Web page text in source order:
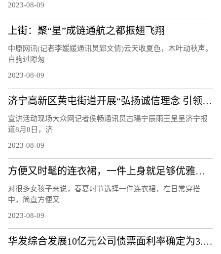
2023-08-09
上街：聚“星”成链通航之都振翅飞翔
中原网讯(记者李媛媛通讯员郅文倩)云天收夏色，木叶动秋声。
白驹过隙匆
2023-08-09
济宁高新区黄屯街道开展“弘扬诚信理念 引领文明风尚”主题宣讲活动
宣讲活动现场大众网记者侯畅通讯员古瑒宁辰雨王呈呈济宁报
道8月8日，济
2023-08-09
方便又时髦的连衣裙，一件上身就足够优雅，轻松穿出衣品
对很多女孩子来说，春夏时节选择一件连衣裙，在日常穿搭
中，简直方便又
2023-08-09
华发综合发展10亿元公司债票面利率确定为3.37%